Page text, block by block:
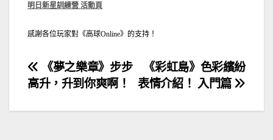
明日新星訓練營 活動頁
感謝各位玩家對《高球Online》的支持！
文
章
《彩虹島》色彩繽紛
表情介紹！ 入門篇
《夢之樂章》步步
高升，升到你爽啊！